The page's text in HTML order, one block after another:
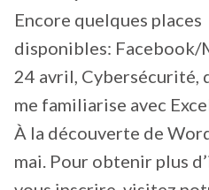
Encore quelques places
disponibles: Facebook/
24 avril, Cybersécurité,
me familiarise avec
À la découverte de
mai. Pour obtenir plus